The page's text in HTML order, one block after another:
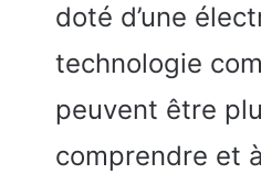
doté d’une
technologie
peuvent être
comprendre et